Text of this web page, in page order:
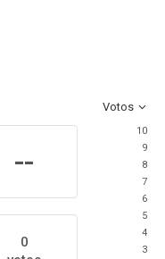
Votos
--
0
10
9
8
7
6
5
4
3